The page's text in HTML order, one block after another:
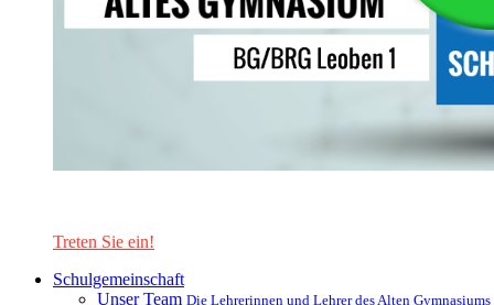
Treten Sie ein!
Schulgemeinschaft
Unser Team Die Lehrerinnen und Lehrer des Alten